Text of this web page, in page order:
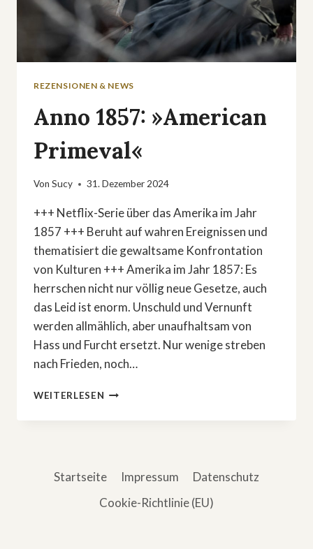
REZENSIONEN & NEWS
Anno 1857: »American
Primeval«
Von Sucy 31. Dezember 2024
+++ Netflix-Serie über das Amerika im Jahr
1857 +++ Beruht auf wahren Ereignissen und
thematisiert die gewaltsame Konfrontation
von Kulturen +++ Amerika im Jahr 1857: Es
herrschen nicht nur völlig neue Gesetze, auch
das Leid ist enorm. Unschuld und Vernunft
werden allmählich, aber unaufhaltsam von
Hass und Furcht ersetzt. Nur wenige streben
nach Frieden, noch…
WEITERLESEN ANNO
»AMERICAN
Startseite Impressum
Datenschutz
Cookie-Richtlinie (EU)